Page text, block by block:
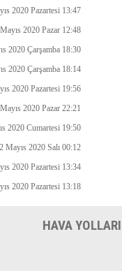
kısıtlaması
2020 Pazartesi 13:47
2020 Pazar 12:48
2020 Çarşamba 18:30
2020 Çarşamba 18:14
2020 Pazartesi 19:56
2020 Pazar 22:21
2020 Cumartesi 19:50
Mayıs 2020 Salı 00:12
2020 Pazartesi 13:34
2020 Pazartesi 13:18
HAVA YOLLARI